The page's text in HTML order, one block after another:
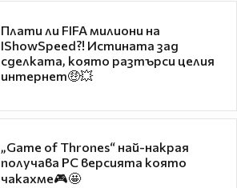
Плати ли FIFA милиони на
IShowSpeed?! Истината зад
сделката, която разтърси целия
интернет🤑💥
„Game of Thrones“ най-накрая
получава PC версията която
чакахме🎮🤩